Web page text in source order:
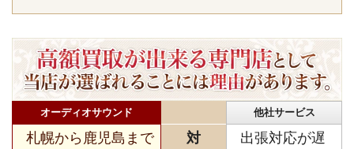
オーディオサウンド 他社サービス
札幌から鹿児島まで
対
出張対応が遅